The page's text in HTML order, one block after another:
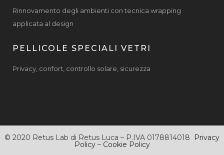
Rinnovamento degli ambienti con tecnica wrapping
applicata al design
PELLICOLE SPECIALI VETRI
Privacy, confort, controllo solare, sicurezza
© 2020 Retus Lab di Retus Luca – P.IVA 0178814018 Privacy
Policy– Cookie Policy